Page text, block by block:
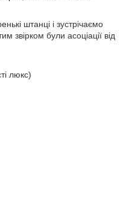
штанці і зустрічаємо
звірком були асоціації від
люкс)